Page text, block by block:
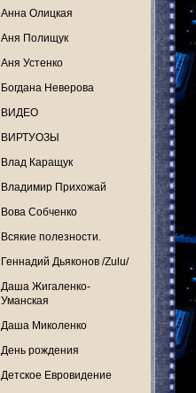
Анна Олицкая
Аня Полищук
Аня Устенко
Богдана Неверова
ВИДЕО
ВИРТУОЗЫ
Влад Каращук
Владимир Прихожай
Вова Собченко
Всякие полезности.
Геннадий Дьяконов /Zulu/
Даша Жигаленко-
Уманская
Даша Миколенко
День рождения
Детское Евровидение